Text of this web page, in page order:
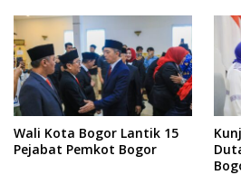
Wali Kota Bogor Lantik 15
Pejabat Pemkot Bogor